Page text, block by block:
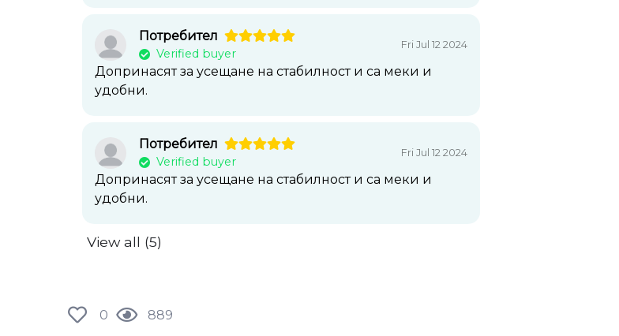
Потребител
Verified buyer
Fri Jul 12 2024
Допринасят за усещане на стабилност и са меки и
удобни.
Потребител
Verified buyer
Fri Jul 12 2024
Допринасят за усещане на стабилност и са меки и
удобни.
View all (5)
0 889